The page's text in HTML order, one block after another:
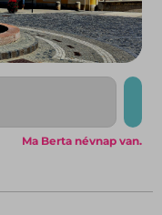
Ma Berta névnap van.